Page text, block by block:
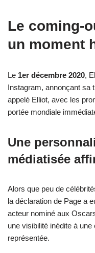
Le coming-
un moment
Le 1er décembre 2020,
Instagram, annonçant sa
appelé Elliot, avec les
portée mondiale
Une
médiatisée
Alors que peu de
la déclaration de Page a
acteur nominé aux
une visibilité inédite à
représentée.